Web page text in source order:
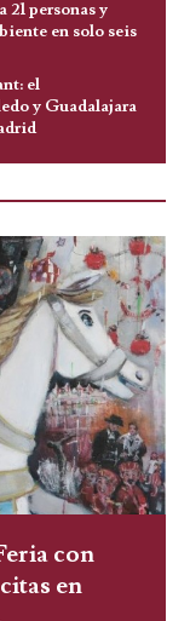
personas y
en solo seis
el
y Guadalajara
con
en